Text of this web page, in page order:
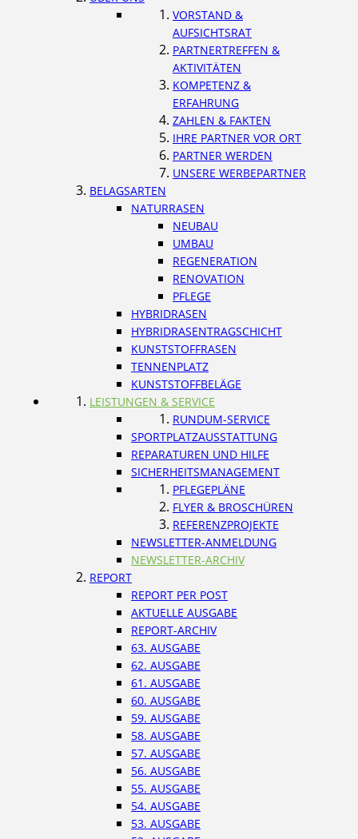
VORSTAND &
AUFSICHTSRAT
PARTNERTREFFEN &
AKTIVITÄTEN
KOMPETENZ &
ERFAHRUNG
ZAHLEN & FAKTEN
IHRE PARTNER VOR ORT
PARTNER WERDEN
UNSERE WERBEPARTNER
BELAGSARTEN
NATURRASEN
NEUBAU
UMBAU
REGENERATION
RENOVATION
PFLEGE
HYBRIDRASEN
HYBRIDRASENTRAGSCHICHT
KUNSTSTOFFRASEN
TENNENPLATZ
KUNSTSTOFFBELÄGE
LEISTUNGEN & SERVICE
RUNDUM-SERVICE
SPORTPLATZAUSSTATTUNG
REPARATUREN UND HILFE
SICHERHEITSMANAGEMENT
PFLEGEPLÄNE
FLYER & BROSCHÜREN
REFERENZPROJEKTE
NEWSLETTER-ANMELDUNG
NEWSLETTER-ARCHIV
REPORT
REPORT PER POST
AKTUELLE AUSGABE
REPORT-ARCHIV
63. AUSGABE
62. AUSGABE
61. AUSGABE
60. AUSGABE
59. AUSGABE
58. AUSGABE
57. AUSGABE
56. AUSGABE
55. AUSGABE
54. AUSGABE
53. AUSGABE